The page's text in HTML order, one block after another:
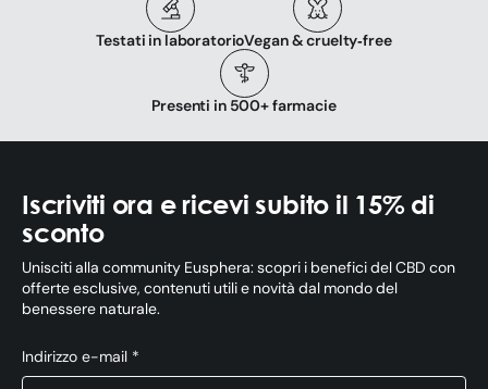
Testati in laboratorioVegan & cruelty‑free
Presenti in 500+ farmacie
Iscriviti ora e ricevi subito il 15% di
sconto
Unisciti alla community Eusphera: scopri i benefici del CBD con
offerte esclusive, contenuti utili e novità dal mondo del
benessere naturale.
Indirizzo e-mail *